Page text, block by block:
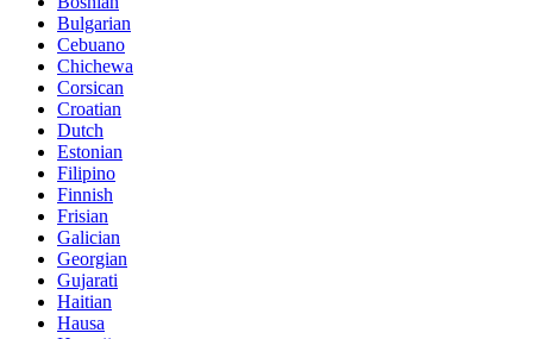
Bulgarian
Cebuano
Chichewa
Corsican
Croatian
Dutch
Estonian
Filipino
Finnish
Frisian
Galician
Georgian
Gujarati
Haitian
Hausa